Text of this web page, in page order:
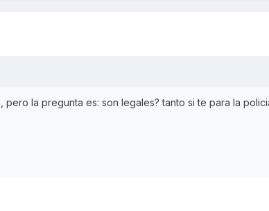
pero la pregunta es: son legales? tanto si te para la